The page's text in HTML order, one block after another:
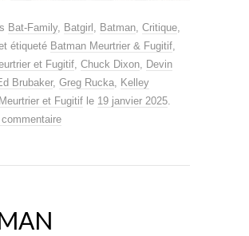
Bat-Family, Batgirl , Batman, Critique,
étiqueté Batman Meurtrier & Fugitif,
et Fugitif, Chuck Dixon, Devin
Brubaker, Greg Rucka, Kelley
Meurtrier et Fugitif le 19 janvier 2025.